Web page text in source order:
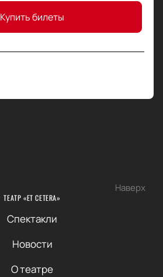
Купить билеты
Наверх
ТЕАТР «ET CETERA»
Спектакли
Новости
О театре